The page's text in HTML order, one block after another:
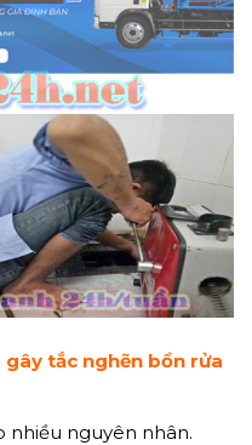
tắc nghẽn bồn rửa
nhiều nguyên nhân.